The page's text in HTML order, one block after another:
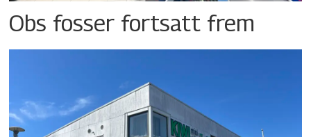
Obs fosser fortsatt frem